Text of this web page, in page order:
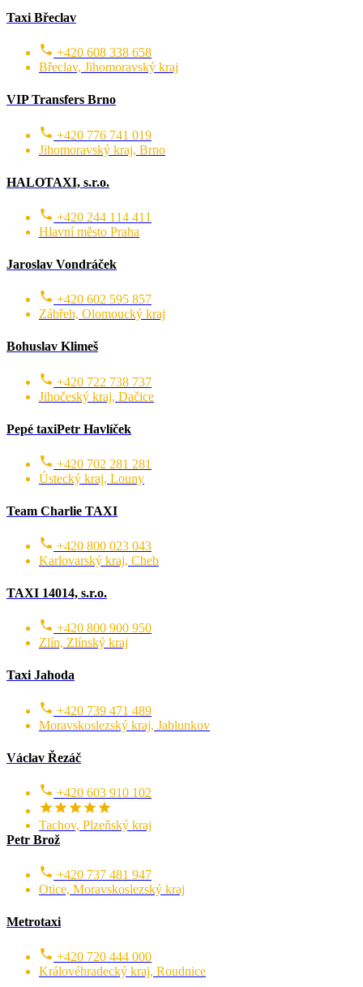
Taxi Břeclav
+420 608 338 658
Břeclav, Jihomoravský kraj
VIP Transfers Brno
+420 776 741 019
Jihomoravský kraj, Brno
HALOTAXI, s.r.o.
+420 244 114 411
Hlavní město Praha
Jaroslav Vondráček
+420 602 595 857
Zábřeh, Olomoucký kraj
Bohuslav Klimeš
+420 722 738 737
Jihočeský kraj, Dačice
Pepé taxiPetr Havlíček
+420 702 281 281
Ústecký kraj, Louny
Team Charlie TAXI
+420 800 023 043
Karlovarský kraj, Cheb
TAXI 14014, s.r.o.
+420 800 900 950
Zlín, Zlínský kraj
Taxi Jahoda
+420 739 471 489
Moravskoslezský kraj, Jablunkov
Václav Řezáč
+420 603 910 102
Tachov, Plzeňský kraj
Petr Brož
+420 737 481 947
Otice, Moravskoslezský kraj
Metrotaxi
+420 720 444 000
Královéhradecký kraj, Roudnice